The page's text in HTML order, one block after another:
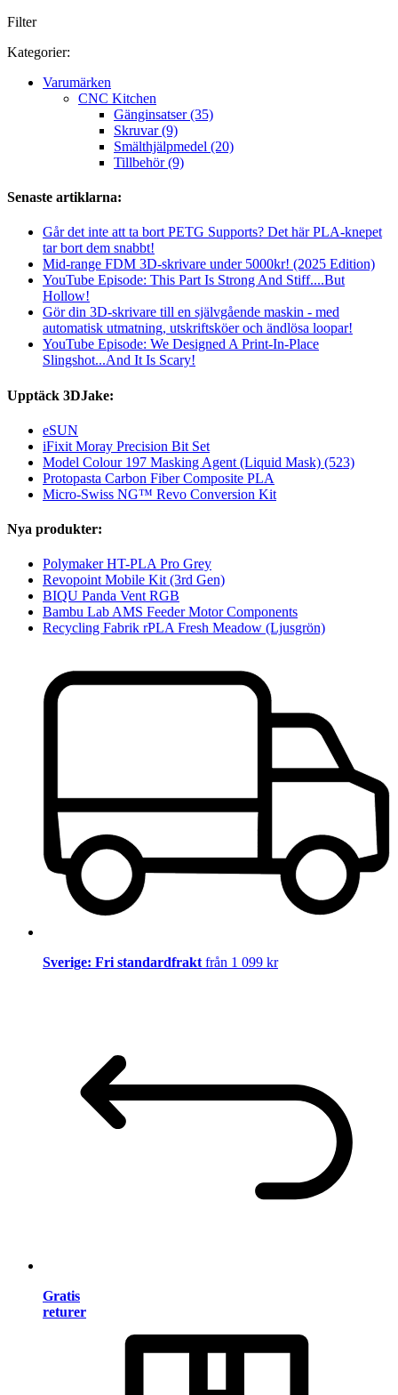
Filter
Kategorier:
Varumärken
CNC Kitchen
Gänginsatser (35)
Skruvar (9)
Smälthjälpmedel (20)
Tillbehör (9)
Senaste artiklarna:
Går det inte att ta bort PETG Supports? Det här PLA-knepet
tar bort dem snabbt!
Mid-range FDM 3D-skrivare under 5000kr! (2025 Edition)
YouTube Episode: This Part Is Strong And Stiff....But
Hollow!
Gör din 3D-skrivare till en självgående maskin - med
automatisk utmatning, utskriftsköer och ändlösa loopar!
YouTube Episode: We Designed A Print-In-Place
Slingshot...And It Is Scary!
Upptäck 3DJake:
eSUN
iFixit Moray Precision Bit Set
Model Colour 197 Masking Agent (Liquid Mask) (523)
Protopasta Carbon Fiber Composite PLA
Micro-Swiss NG™ Revo Conversion Kit
Nya produkter:
Polymaker HT-PLA Pro Grey
Revopoint Mobile Kit (3rd Gen)
BIQU Panda Vent RGB
Bambu Lab AMS Feeder Motor Components
Recycling Fabrik rPLA Fresh Meadow (Ljusgrön)
Sverige: Fri standardfrakt från 1 099 kr
Gratis
returer